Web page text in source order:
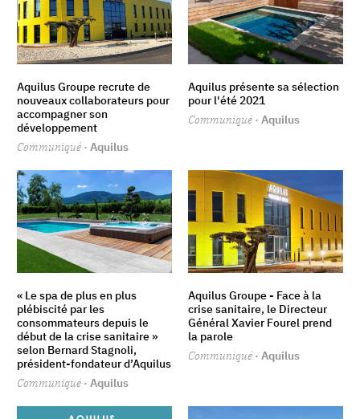
Aquilus Groupe recrute de
nouveaux collaborateurs pour
accompagner son
développement
Communiqué · Aquilus
Aquilus présente sa sélection
pour l'été 2021
Communiqué · Aquilus
« Le spa de plus en plus
plébiscité par les
consommateurs depuis le
début de la crise sanitaire »
selon Bernard Stagnoli,
président-fondateur d’Aquilus
Communiqué · Aquilus
Aquilus Groupe - Face à la
crise sanitaire, le Directeur
Général Xavier Fourel prend
la parole
Communiqué · Aquilus